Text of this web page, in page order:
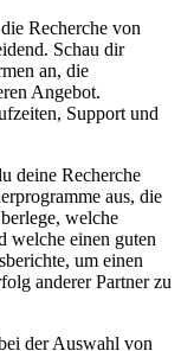
Recherche von
Schau dir
an, die
Angebot.
Support und
deine Recherche
aus, die
welche
welche einen guten
um einen
anderer Partner zu
der Auswahl von